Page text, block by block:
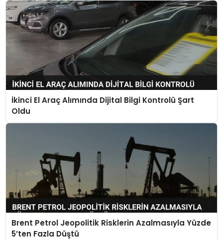
İkinci El Araç Alımında Dijital Bilgi Kontrolü Şart
Oldu
Brent Petrol Jeopolitik Risklerin Azalmasıyla Yüzde
5’ten Fazla Düştü